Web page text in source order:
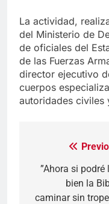
La actividad,
del Ministerio de
de oficiales del
de las Fuerzas
director ejecutivo
cuerpos
autoridades civiles
Navegación
de
entradas
”Ahora si podré
bien la
caminar sin